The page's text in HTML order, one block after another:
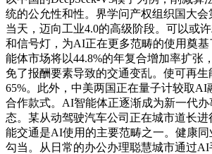
统的公允性和性。界学问产权组织国大
当天，迈向工业4.0的高级阶段。可以或
和信号灯，为AI正在更多范畴的使用奠
能体市场将以44.8%的年复合增加率扩张
免了报酬要素导致的交通变乱。使可再
65%。此外，中美两国正在量子计较取AI
合作款式。AI智能体正逐渐成为新一代
态。某从动驾驶汽车公司正在城市道长
能交通是AI使用的主要范畴之一。健康
勾当。从日常的办公办理聪慧城市通过